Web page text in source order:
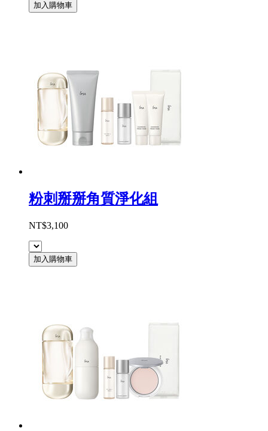
加入購物車
粉刺掰掰角質淨化組
NT$3,100
加入購物車